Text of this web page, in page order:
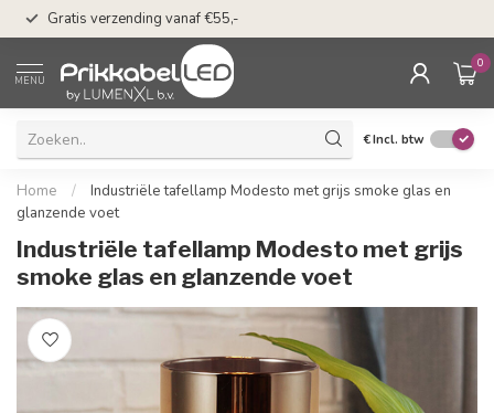
Gratis verzending vanaf €55,-
MENU
0
€Incl. btw
Home /
Industriële tafellamp Modesto met grijs smoke glas en
glanzende voet
Industriële tafellamp Modesto met grijs
smoke glas en glanzende voet